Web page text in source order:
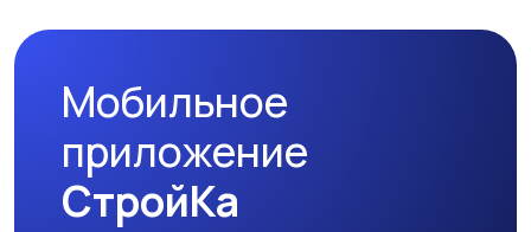
одеждой
оборудование
Мобильное
приложение
СтройКа